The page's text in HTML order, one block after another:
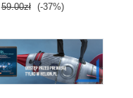
59.00zł (-37%)